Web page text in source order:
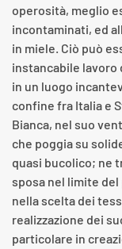
operosità, meglio
incontaminati, ed
in miele. Ciò può
instancabile lavoro
in un luogo
confine fra Italia e
Bianca, nel suo
che poggia su
quasi bucolico; ne
sposa nel limite
nella scelta dei
realizzazione dei
particolare in